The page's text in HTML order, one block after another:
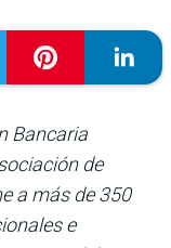
Bancaria
de
a más de 350
e